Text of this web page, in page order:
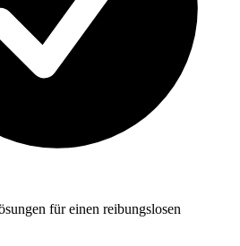
für einen reibungslosen